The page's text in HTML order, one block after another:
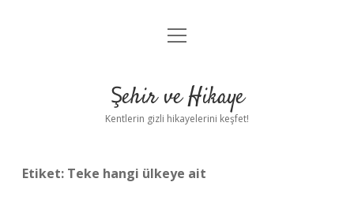
Anasayfa
Yasal Uyarı
menüyü
Şehir ve Hikaye
Kentlerin gizli hikayelerini keşfet!
Etiket: Teke hangi ülkeye ait